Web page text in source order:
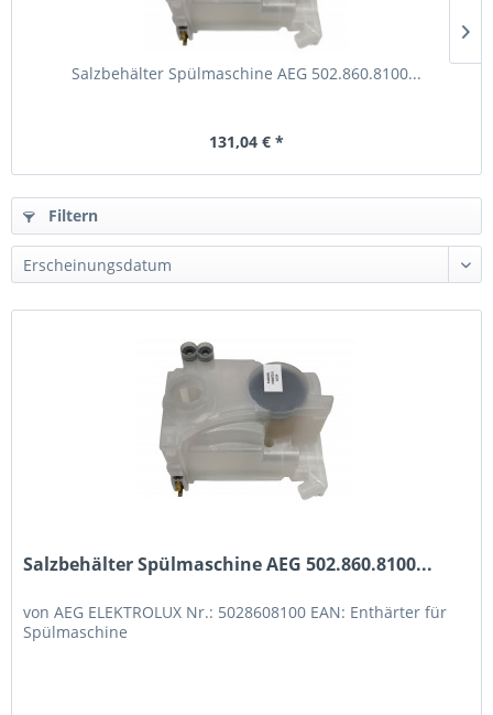
Salzbehälter Spülmaschine AEG 502.860.8100...
131,04 € *
Filtern
Salzbehälter Spülmaschine AEG 502.860.8100...
von AEG ELEKTROLUX Nr.: 5028608100 EAN: Enthärter für
Spülmaschine